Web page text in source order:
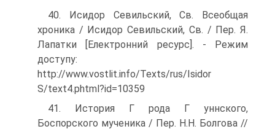
40. Исидор Севильский, Св. Всеобщая
хроника / Исидор Севильский, Св. / Пер. Я.
Лапатки [Електронний ресурс]. - Режим
доступу:
http://www.vostlit.info/Texts/rus/Isidor
S/text4.phtml?id=10359
41. История Г рода Г уннского,
Боспорского мученика / Пер. Н.Н. Болгова //